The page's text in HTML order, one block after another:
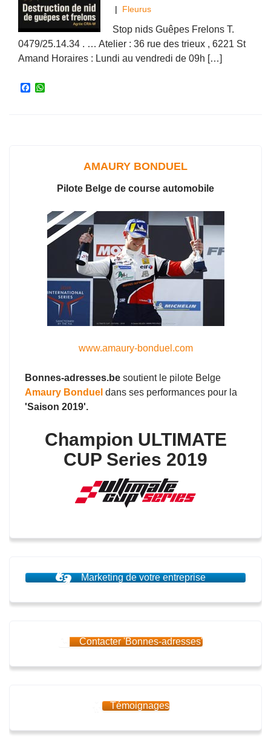
| Fleurus
Stop nids Guêpes Frelons T.
0479/25.14.34 . … Atelier : 36 rue des trieux , 6221 St
Amand Horaires : Lundi au vendredi de 09h […]
F
AMAURY BONDUEL
Pilote Belge de course automobile
www.amaury-bonduel.com
Bonnes-adresses.be soutient le pilote Belge
Amaury Bonduel dans ses performances pour la
'Saison 2019'.
Champion ULTIMATE
CUP Series 2019
Marketing de votre entreprise
Contacter 'Bonnes-adresses'
Témoignages